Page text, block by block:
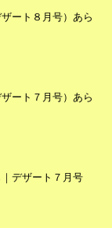
ート８月号）あら
ート７月号）あら
｜デザート７月号